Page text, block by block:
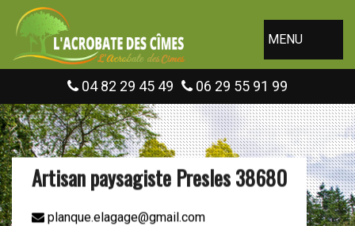
MENU
04 82 29 45 49 06 29 55 91 99
Artisan paysagiste Presles 38680
planque.elagage@gmail.com